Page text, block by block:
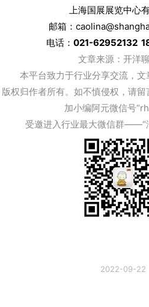
上海国展展览中心
邮箱：
电话： 021-62952132
文章来源：开洋
本平台致力于行业分享交流，文
版权归作者所有。如不慎侵权，请留
加小编阿元微信号
受邀进入行业最大微信群——“
2022-09-22